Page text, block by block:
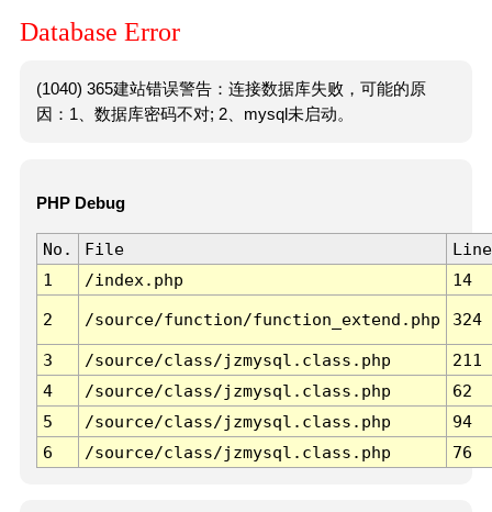
Database Error
(1040) 365建站错误警告：连接数据库失败，可能的原
因：1、数据库密码不对; 2、mysql未启动。
PHP Debug
No. File
Line
1
/index.php 14
2 /source/function/function_extend.php 324
3 /source/class/jzmysql.class.php
211
4
/source/class/jzmysql.class.php
62
5
/source/class/jzmysql.class.php
94
6
/source/class/jzmysql.class.php 76